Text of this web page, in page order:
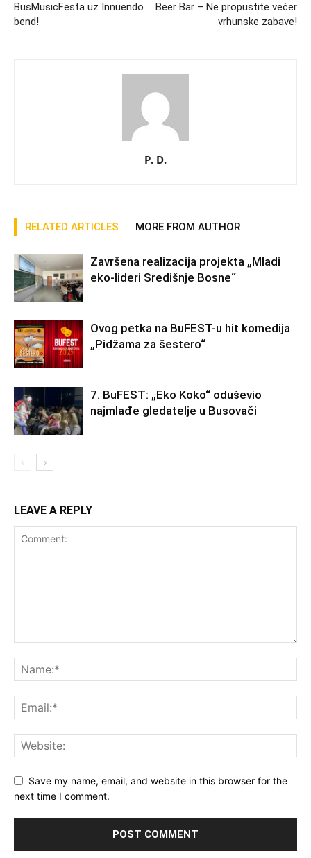
BusMusicFesta uz Innuendo
bend!
Beer Bar – Ne propustite večer
vrhunske zabave!
P. D.
RELATED ARTICLES MORE FROM AUTHOR
Završena realizacija projekta „Mladi
eko-lideri Središnje Bosne“
Ovog petka na BuFEST-u hit komedija
„Pidžama za šestero“
7. BuFEST: „Eko Koko“ oduševio
najmlađe gledatelje u Busovači
LEAVE A REPLY
Save my name, email, and website in this browser for the
next time I comment.